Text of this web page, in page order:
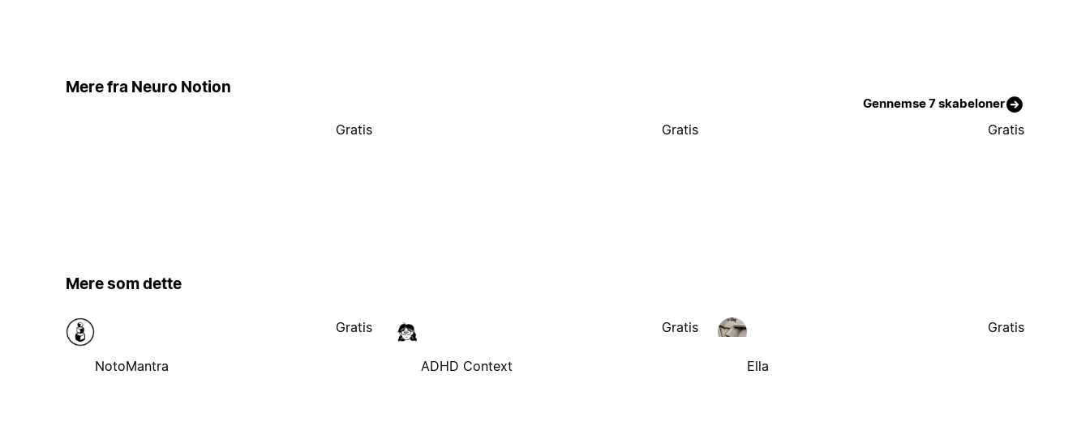
Mere fra Neuro Notion
Gennemse 7 skabeloner
Gratis Gratis Gratis
Mere som dette
NotoMantra
Gratis
ADHD Context
Gratis
Ella
Gratis